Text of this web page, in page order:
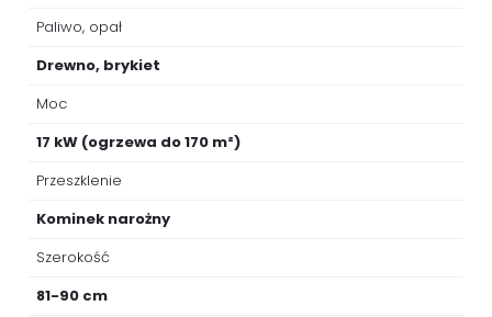
Paliwo, opał
Drewno, brykiet
Moc
17 kW (ogrzewa do 170 m²)
Przeszklenie
Kominek narożny
Szerokość
81-90 cm